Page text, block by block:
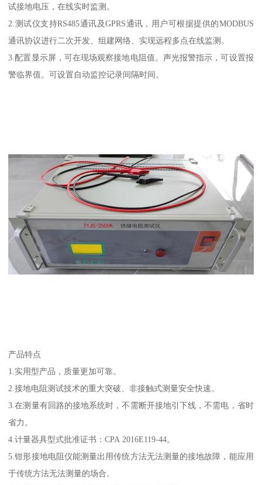
试接地电压，在线实时监测。
2.测试仪支持RS485通讯及GPRS通讯，用户可根据提供的MODBUS
通讯协议进行二次开发、组建网络、实现远程多点在线监测。
3.配置显示屏，可在现场观察接地电阻值。声光报警指示，可设置报
警临界值。可设置自动监控记录间隔时间。
产品特点
1.实用型产品，质量更加可靠。
2.接地电阻测试技术的重大突破、非接触式测量安全快速。
3.在测量有回路的接地系统时，不需断开接地引下线，不需电，省时
省力。
4.计量器具型式批准证书：CPA 2016E119-44。
5.钳形接地电阻仪能测量出用传统方法无法测量的接地故障，能应用
于传统方法无法测量的场合。